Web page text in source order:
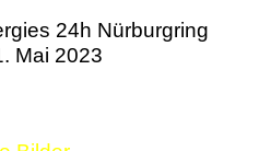
24h Nürburgring
Mai 2023